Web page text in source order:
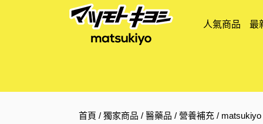
人氣商品 最
首頁 /獨家商品 /醫藥品 /營養補充 /